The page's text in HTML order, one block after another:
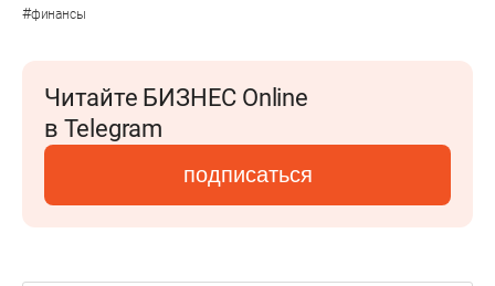
#финансы
Читайте БИЗНЕС Online
в Telegram
подписаться